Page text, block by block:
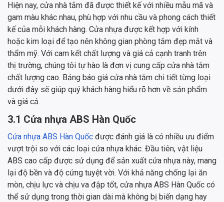
Hiện nay, cửa nhà tắm đã được thiết kế với nhiều mẫu mã và
gam màu khác nhau, phù hợp với nhu cầu và phong cách thiết
kế của mỗi khách hàng. Cửa nhựa được kết hợp với kính
hoặc kim loại để tạo nên không gian phòng tắm đẹp mắt và
thẩm mỹ. Với cam kết chất lượng và giá cả cạnh tranh trên
thị trường, chúng tôi tự hào là đơn vị cung cấp cửa nhà tắm
chất lượng cao. Bảng báo giá cửa nhà tắm chi tiết từng loại
dưới đây sẽ giúp quý khách hàng hiểu rõ hơn về sản phẩm
và giá cả.
3.1 Cửa nhựa ABS Hàn Quốc
Cửa nhựa ABS Hàn Quốc được đánh giá là có nhiều ưu điểm
vượt trội so với các loại cửa nhựa khác. Đầu tiên, vật liệu
ABS cao cấp được sử dụng để sản xuất cửa nhựa này, mang
lại độ bền và độ cứng tuyệt vời. Với khả năng chống lại ăn
mòn, chịu lực và chịu va đập tốt, cửa nhựa ABS Hàn Quốc có
thể sử dụng trong thời gian dài mà không bị biến dạng hay